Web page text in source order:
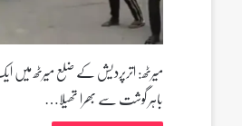
میرٹھ: اترپردیش کے ضلع میرٹھ
باہر گوشت سے بھرا تھیلا…